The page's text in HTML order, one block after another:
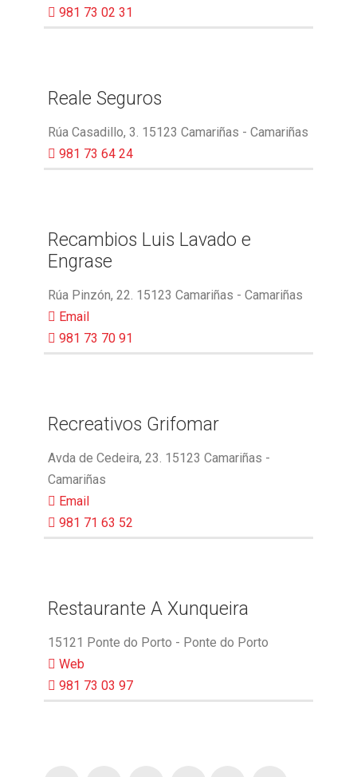
981 73 02 31
Reale Seguros
Rúa Casadillo, 3. 15123 Camariñas - Camariñas
981 73 64 24
Recambios Luis Lavado e
Engrase
Rúa Pinzón, 22. 15123 Camariñas - Camariñas
Email
981 73 70 91
Recreativos Grifomar
Avda de Cedeira, 23. 15123 Camariñas -
Camariñas
Email
981 71 63 52
Restaurante A Xunqueira
15121 Ponte do Porto - Ponte do Porto
Web
981 73 03 97